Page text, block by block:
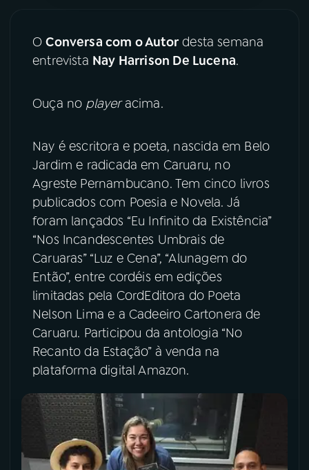
YouTube Facebook
Instagram X
TikTok
OConversa com o Autordesta semana
entrevista Nay Harrison De Lucena.
Ouça no playeracima.
Nay é escritora e poeta, nascida em Belo
Jardim e radicada em Caruaru, no
Agreste Pernambucano. Tem cinco livros
publicados com Poesia e Novela. Já
foram lançados “Eu Infinito da Existência”
“Nos Incandescentes Umbrais de
Caruaras” “Luz e Cena”, “Alunagem do
Então”, entre cordéis em edições
limitadas pela CordEditora do Poeta
Nelson Lima e a Cadeeiro Cartonera de
Caruaru. Participou da antologia “No
Recanto da Estação” à venda na
plataforma digital Amazon.